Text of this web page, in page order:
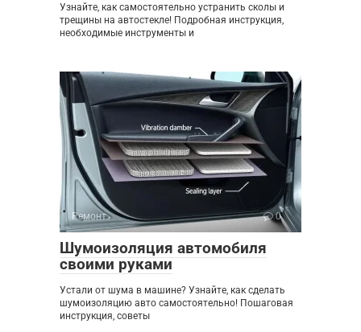
Узнайте, как самостоятельно устранить сколы и
трещины на автостекле! Подробная инструкция,
необходимые инструменты и
Ремонт 0
Шумоизоляция автомобиля
своими руками
Устали от шума в машине? Узнайте, как сделать
шумоизоляцию авто самостоятельно! Пошаговая
инструкция, советы